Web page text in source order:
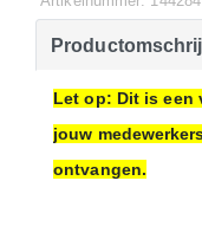
Let op: Dit is een
jouw
ontvangen.